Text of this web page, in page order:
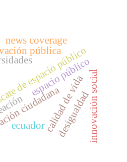
ciudadana
espacio público
calidad de vida
de espacio público
i
n
n
o
v
a
c
i
ó
n
s
o
c
i
a
l
pública
ecuador desigualdad
news coverage